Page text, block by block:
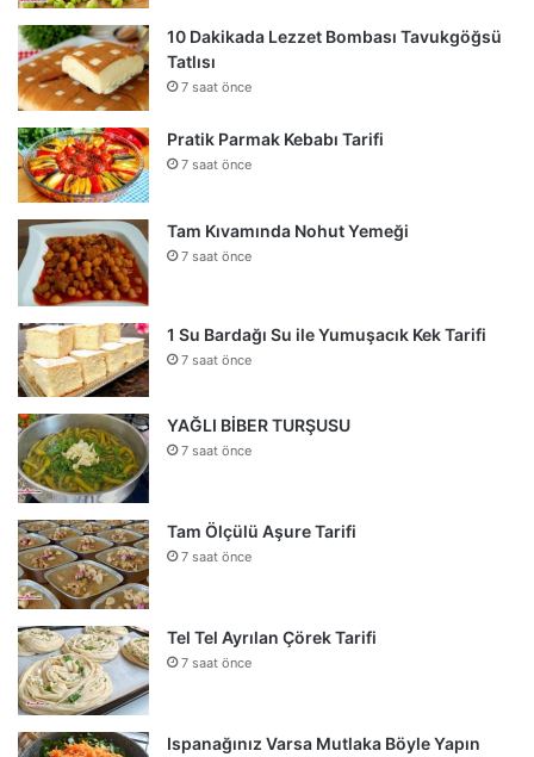
10 Dakikada Lezzet Bombası Tavukgöğsü
Tatlısı
7 saat önce
Pratik Parmak Kebabı Tarifi
7 saat önce
Tam Kıvamında Nohut Yemeği
7 saat önce
1 Su Bardağı Su ile Yumuşacık Kek Tarifi
7 saat önce
YAĞLI BİBER TURŞUSU
7 saat önce
Tam Ölçülü Aşure Tarifi
7 saat önce
Tel Tel Ayrılan Çörek Tarifi
7 saat önce
Ispanağınız Varsa Mutlaka Böyle Yapın